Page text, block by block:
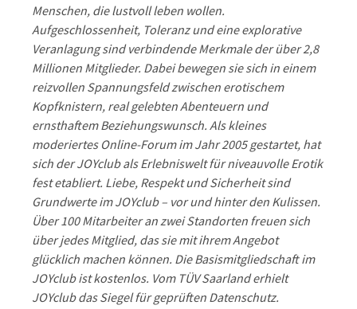
Menschen, die lustvoll leben wollen.
Aufgeschlossenheit, Toleranz und eine explorative
Veranlagung sind verbindende Merkmale der über 2,8
Millionen Mitglieder. Dabei bewegen sie sich in einem
reizvollen Spannungsfeld zwischen erotischem
Kopfknistern, real gelebten Abenteuern und
ernsthaftem Beziehungswunsch. Als kleines
moderiertes Online-Forum im Jahr 2005 gestartet, hat
sich der JOYclub als Erlebniswelt für niveauvolle Erotik
fest etabliert. Liebe, Respekt und Sicherheit sind
Grundwerte im JOYclub – vor und hinter den Kulissen.
Über 100 Mitarbeiter an zwei Standorten freuen sich
über jedes Mitglied, das sie mit ihrem Angebot
glücklich machen können. Die Basismitgliedschaft im
JOYclub ist kostenlos. Vom TÜV Saarland erhielt
JOYclub das Siegel für geprüften Datenschutz.